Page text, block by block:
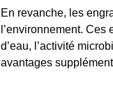
En revanche, les
l’environnement.
d’eau, l’activité
avantages